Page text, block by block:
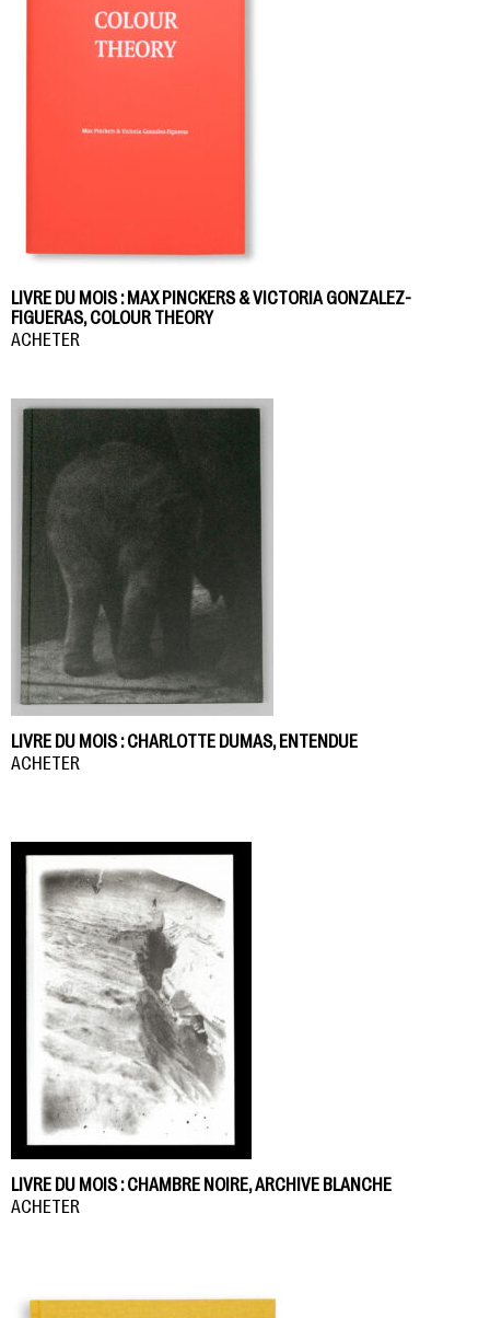
LIVRE DU MOIS : MAX PINCKERS & VICTORIA GONZALEZ-
FIGUERAS, COLOUR THEORY
ACHETER
LIVRE DU MOIS : CHARLOTTE DUMAS, ENTENDUE
ACHETER
LIVRE DU MOIS : CHAMBRE NOIRE, ARCHIVE BLANCHE
ACHETER